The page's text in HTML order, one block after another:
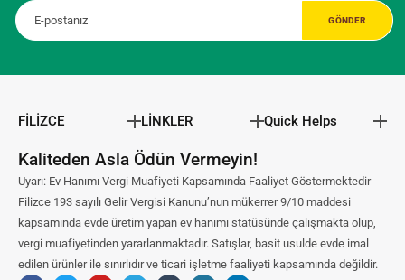
FİLİZCE LİNKLER Quick Helps
Kaliteden Asla Ödün Vermeyin!
Uyarı: Ev Hanımı Vergi Muafiyeti Kapsamında Faaliyet Göstermektedir
Filizce 193 sayılı Gelir Vergisi Kanunu’nun mükerrer 9/10 maddesi
kapsamında evde üretim yapan ev hanımı statüsünde çalışmakta olup,
vergi muafiyetinden yararlanmaktadır. Satışlar, basit usulde evde imal
edilen ürünler ile sınırlıdır ve ticari işletme faaliyeti kapsamında değildir.